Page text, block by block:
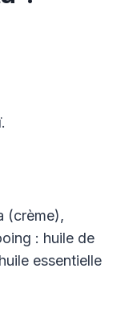
(crème),
: huile de
essentielle